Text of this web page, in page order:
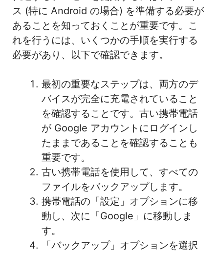
ス (特に Android の場合) を準備する必要が
あることを知っておくことが重要です。こ
れを行うには、いくつかの手順を実行する
必要があり、以下で確認できます。
最初の重要なステップは、両方のデ
バイスが完全に充電されていること
を確認することです。古い携帯電話
が Google アカウントにログインし
たままであることを確認することも
重要です。
古い携帯電話を使用して、すべての
ファイルをバックアップします。
携帯電話の「設定」オプションに移
動し、次に「Google」に移動しま
す。
「バックアップ」オプションを選択